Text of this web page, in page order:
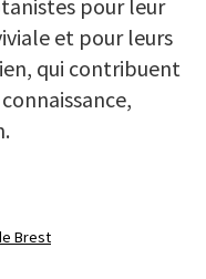
pour leur
et pour leurs
qui contribuent
Brest